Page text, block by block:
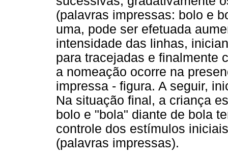
(palavras impressas: bolo e
uma, pode ser efetuada
intensidade das linhas,
para tracejadas e finalmente
a nomeação ocorre na
impressa - figura. A seguir,
Na situação final, a criança
bolo e "bola" diante de bola
controle dos estímulos
(palavras impressas).